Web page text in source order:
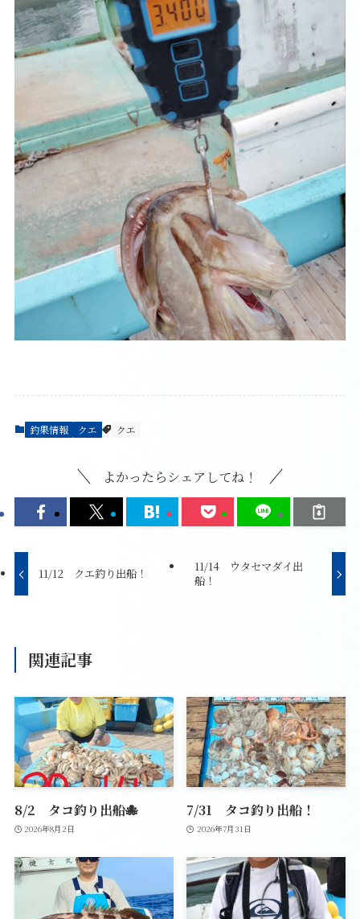
釣果情報 クエ クエ
よかったらシェアしてね！
11/12 クエ釣り出船！
11/14 ウタセマダイ出
船！
関連記事
8/2 タコ釣り出船🐙
2026年8月2日
7/31 タコ釣り出船！
2026年7月31日